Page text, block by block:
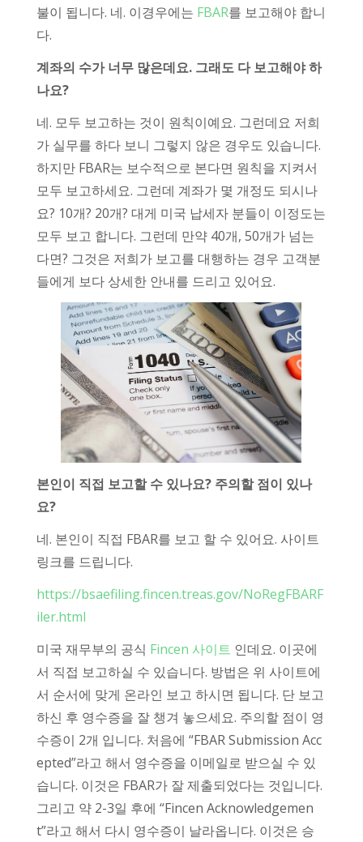
불이 됩니다. 네. 이경우에는 FBAR를 보고해야 합니
다.
계좌의 수가 너무 많은데요. 그래도 다 보고해야 하
나요?
네. 모두 보고하는 것이 원칙이예요. 그런데요 저희
가 실무를 하다 보니 그렇지 않은 경우도 있습니다.
하지만 FBAR는 보수적으로 본다면 원칙을 지켜서
모두 보고하세요. 그런데 계좌가 몇 개정도 되시나
요? 10개? 20개? 대게 미국 납세자 분들이 이정도는
모두 보고 합니다. 그런데 만약 40개, 50개가 넘는
다면? 그것은 저희가 보고를 대행하는 경우 고객분
들에게 보다 상세한 안내를 드리고 있어요.
본인이 직접 보고할 수 있나요? 주의할 점이 있나
요?
네. 본인이 직접 FBAR를 보고 할 수 있어요. 사이트
링크를 드립니다.
https://bsaefiling.fincen.treas.gov/NoRegFBARF
iler.html
미국 재무부의 공식 Fincen 사이트 인데요. 이곳에
서 직접 보고하실 수 있습니다. 방법은 위 사이트에
서 순서에 맞게 온라인 보고 하시면 됩니다. 단 보고
하신 후 영수증을 잘 챙겨 놓으세요. 주의할 점이 영
수증이 2개 입니다. 처음에 “FBAR Submission Acc
epted”라고 해서 영수증을 이메일로 받으실 수 있
습니다. 이것은 FBAR가 잘 제출되었다는 것입니다.
그리고 약 2-3일 후에 “Fincen Acknowledgemen
t”라고 해서 다시 영수증이 날라옵니다. 이것은 승